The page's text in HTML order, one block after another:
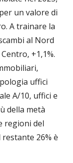
un valore di
A trainare la
al Nord
+1,1%.
uffici
A/10, uffici e
della metà
regioni del
26% è